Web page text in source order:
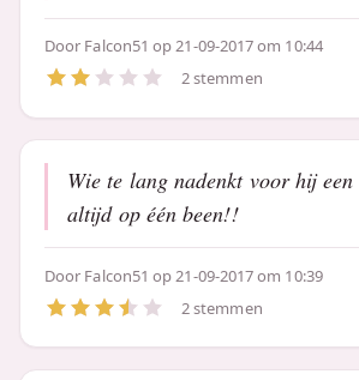
Door Falcon51 op 21-09-2017 om 10:44
2 stemmen
Wie te lang nadenkt voor hij
altijd op één been!!
Door Falcon51 op 21-09-2017 om 10:39
2 stemmen